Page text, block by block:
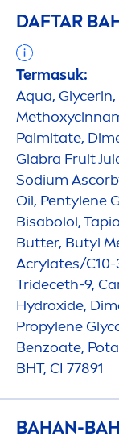
DAFTAR
Termasuk:
Aqua,
Palmitate,
Glabra Fruit
Sodium
Oil, Pentylene
Bisabolol,
Butter, Butyl
Acrylates/
Trideceth-9,
Hydroxide,
Propylene
Benzoate,
BHT, CI 77891
BAHAN-